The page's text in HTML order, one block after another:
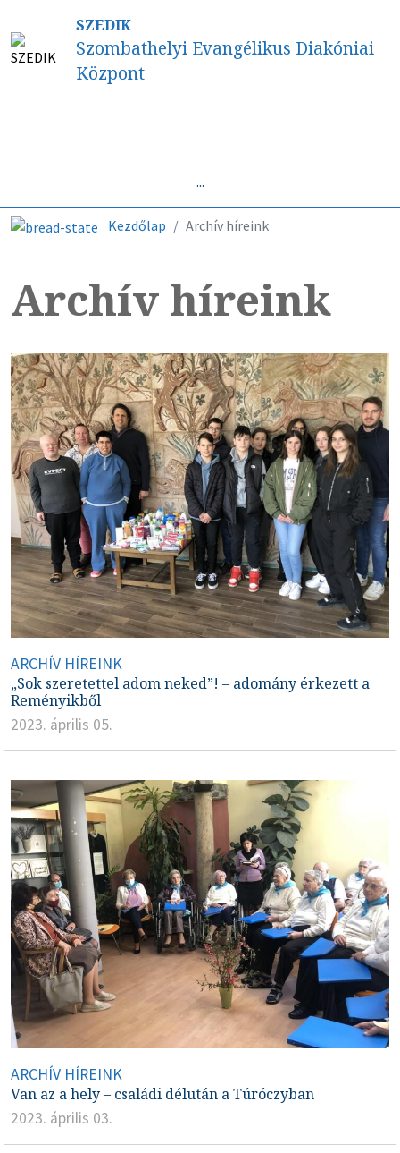
SZEDIK
Szombathelyi Evangélikus Diakóniai
Központ
...
Kezdőlap Archív híreink
Archív híreink
ARCHÍV HÍREINK
„Sok szeretettel adom neked”! – adomány érkezett a
Reményikből
2023. április 05.
ARCHÍV HÍREINK
Van az a hely – családi délután a Túróczyban
2023. április 03.